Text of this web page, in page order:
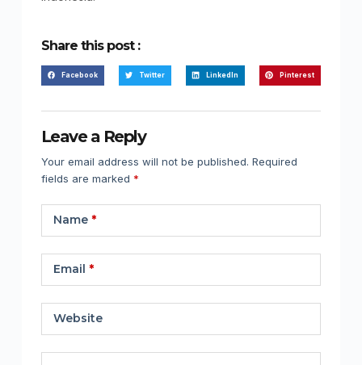
Share this post :
Facebook Twitter LinkedIn Pinterest
Leave a Reply
Your email address will not be published. Required
fields are marked *
Name*
Email *
Website